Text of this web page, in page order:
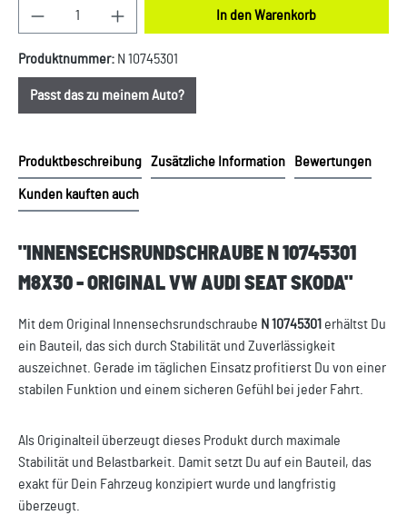
Produkt Anzahl: Gib den gewünschten Wert ein
In den Warenkorb
Produktnummer: N 10745301
Passt das zu meinem Auto?
Produktbeschreibung Zusätzliche Information Bewertungen
Kunden kauften auch
"INNENSECHSRUNDSCHRAUBE N 10745301
M8X30 - ORIGINAL VW AUDI SEAT SKODA"
Mit dem Original Innensechsrundschraube N 10745301 erhältst Du
ein Bauteil, das sich durch Stabilität und Zuverlässigkeit
auszeichnet. Gerade im täglichen Einsatz profitierst Du von einer
stabilen Funktion und einem sicheren Gefühl bei jeder Fahrt.
Als Originalteil überzeugt dieses Produkt durch maximale
Stabilität und Belastbarkeit. Damit setzt Du auf ein Bauteil, das
exakt für Dein Fahrzeug konzipiert wurde und langfristig
überzeugt.